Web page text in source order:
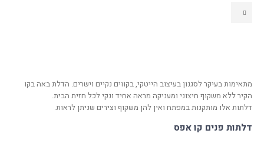
מתאימות בעיקר לסגנון בעיצוב הייטקי, בקווים נקיים וישרים. הדלת באה בקו
הקיר ללא משקוף חיצוני ומעניקה מראה אחיד ונקי לכל חזית הבית.
דלתות אלו מותקנות במפתח ואין להן משקוף וצירים שניתן לראות.
דלתות פנים קו אפס